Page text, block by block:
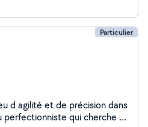
Particulier
d agilité et de précision dans